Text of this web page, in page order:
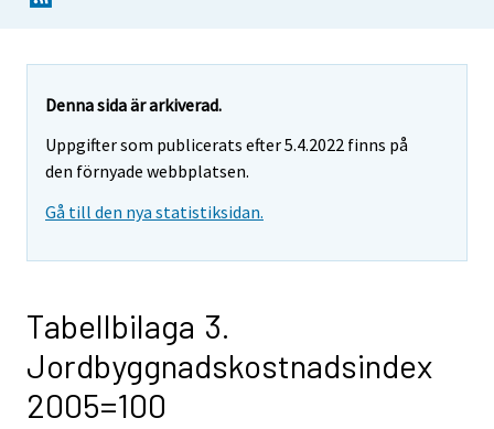
Denna sida är arkiverad.
Uppgifter som publicerats efter 5.4.2022 finns på
den förnyade webbplatsen.
Gå till den nya statistiksidan.
Tabellbilaga 3.
Jordbyggnadskostnadsindex
2005=100